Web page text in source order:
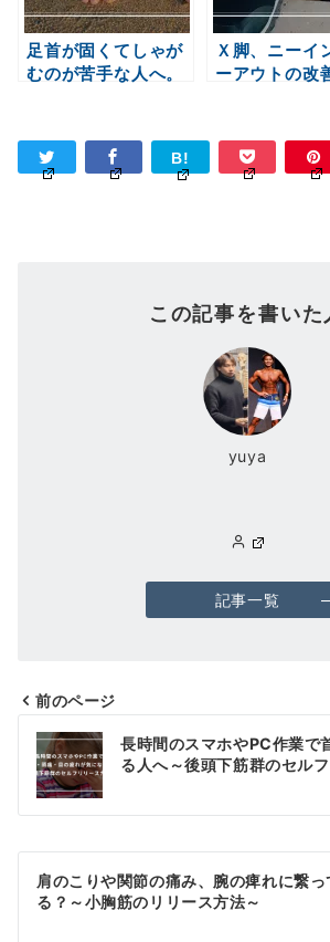
足首が固くてしゃが
むのが苦手な人へ。
Ｘ脚、ニーイ
ーアウトの改
この記事を書いた
yuya
記事一覧
投
稿
ナ
ビ
ゲ
前のページ
長時間のスマホやPC作業で
る人へ～後頭下筋群のセル
肩のこりや関節の痛み、腕の痺れに繋っ
る？～小胸筋のリリース方法～